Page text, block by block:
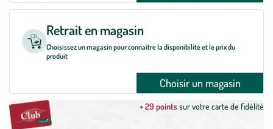
Retrait en magasin
Choisissez un magasin pour connaître la disponibilité et le prix du
produit
Choisir un magasin
+ 29 pointssur votre carte de fidélité